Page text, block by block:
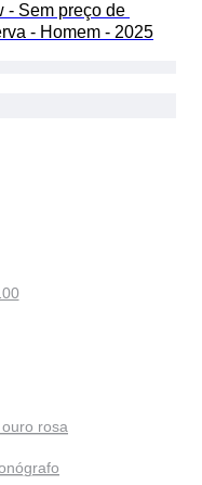
- Sem preço de
- Homem - 2025
rosa